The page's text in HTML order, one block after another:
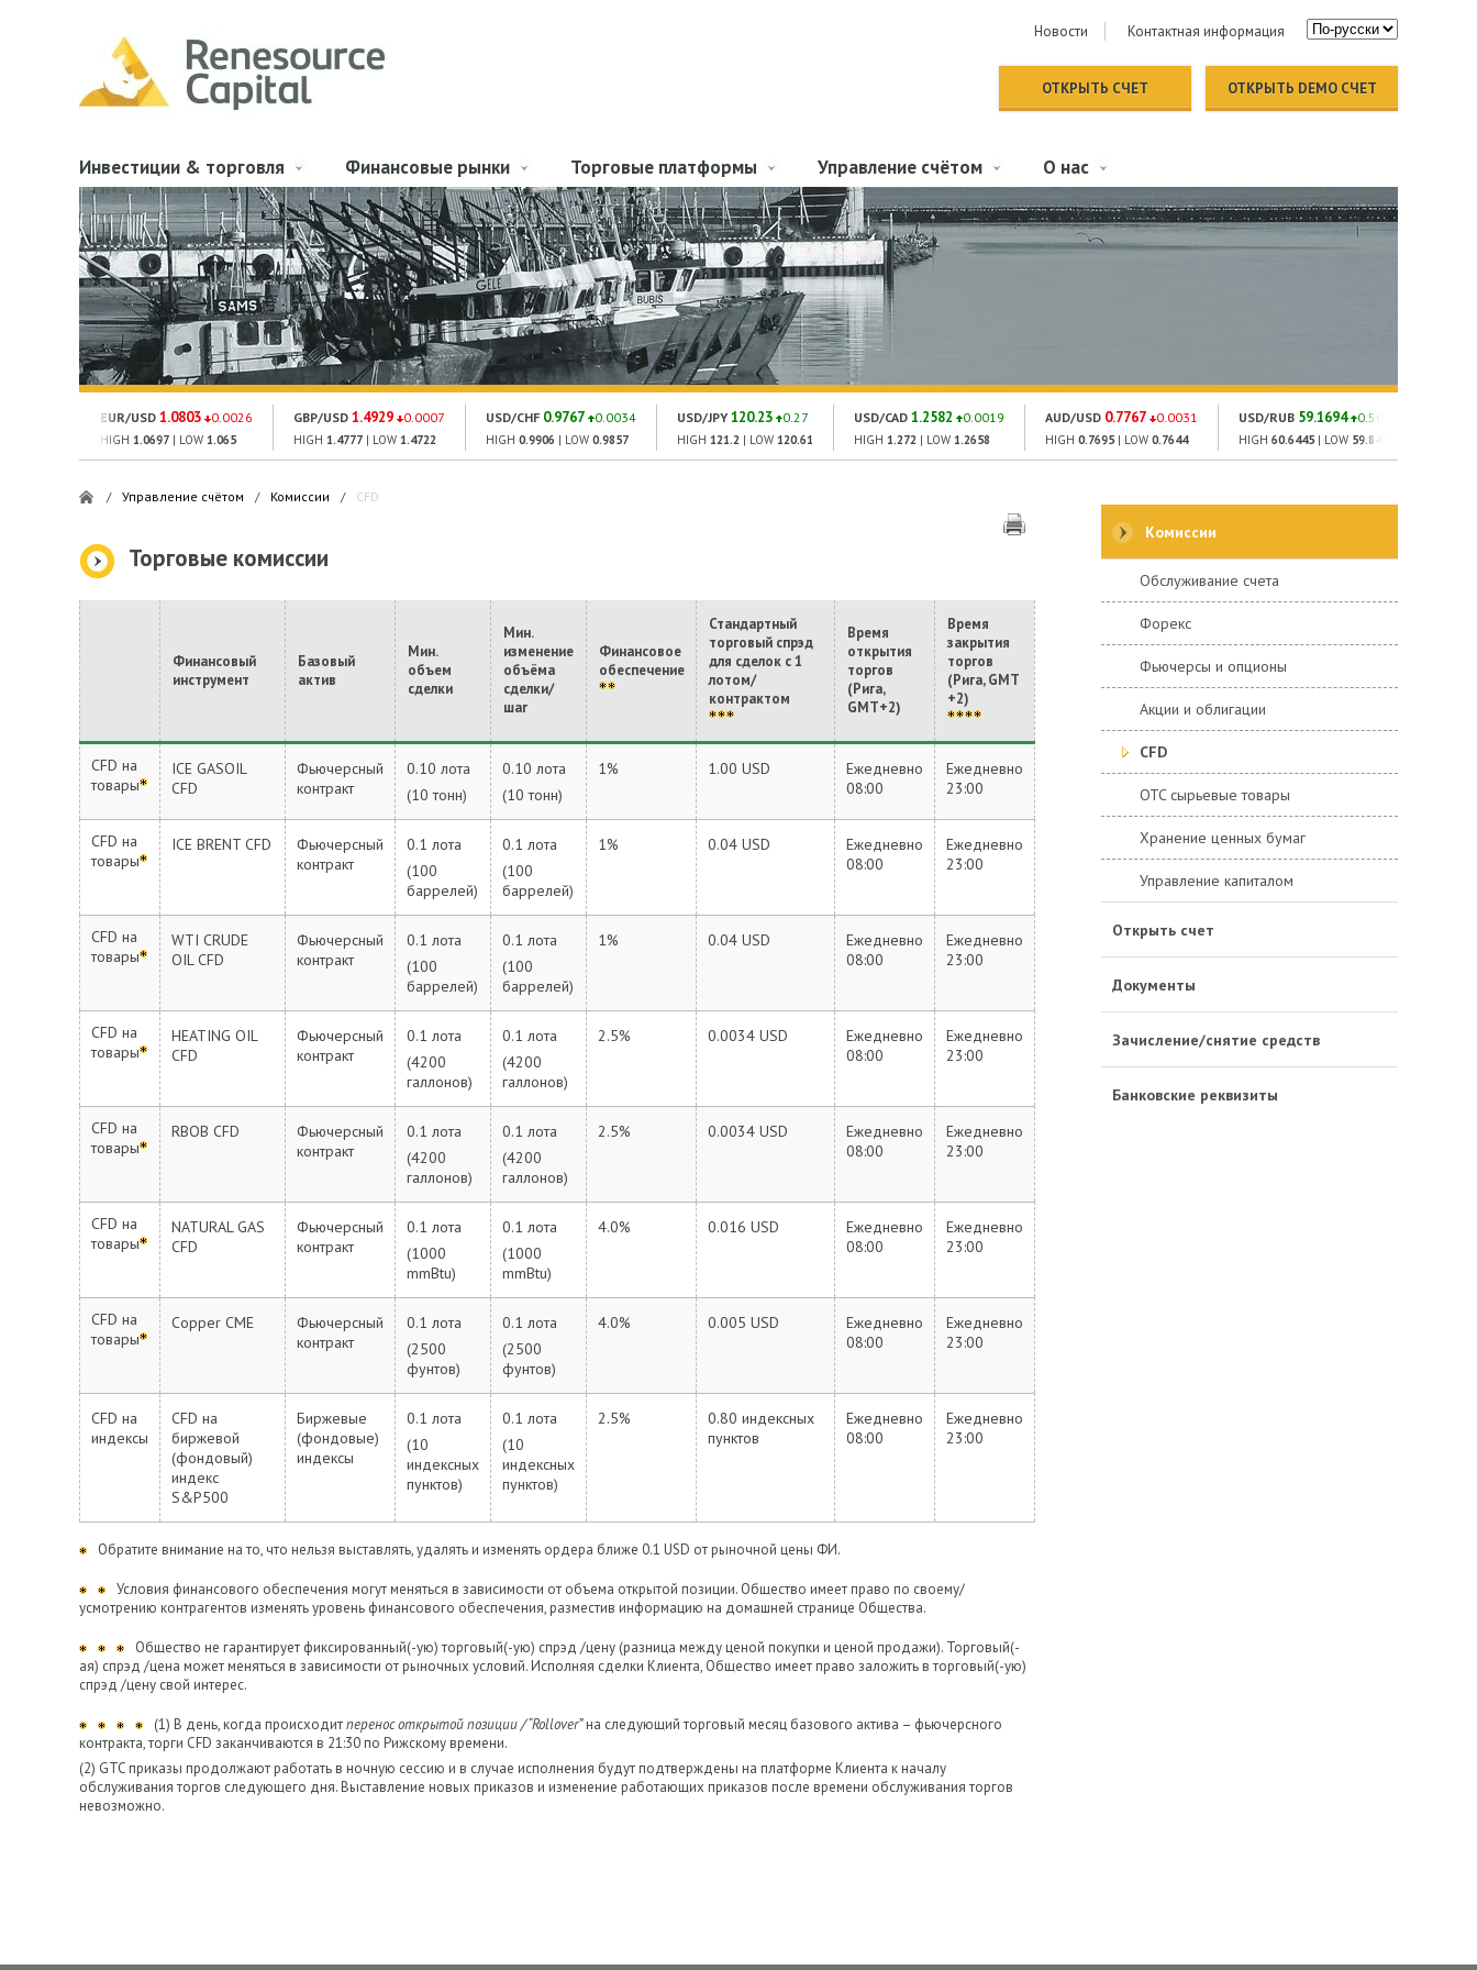
Новости Контактная информация
ОТКРЫТЬ СЧЕТ ОТКРЫТЬ DEMO СЧЕТ
Инвестиции & торговля Финансовые рынки Торговые платформы Управление счётом О нас
EUR/USD 1.0803 0.0026
HIGH 1.0697 | LOW 1.065
GBP/USD 1.4929 0.0007
HIGH 1.4777 | LOW 1.4722
USD/CHF 0.9767 0.0034
HIGH 0.9906 | LOW 0.9857
USD/JPY 120.23 0.27
HIGH 121.2 | LOW 120.61
USD/CAD 1.2582 0.0019
HIGH 1.272 | LOW 1.2658
AUD/USD 0.7767 0.0031
HIGH 0.7695 | LOW 0.7644
USD/RUB 59.1694 0.5062
HIGH 60.6445 | LOW 59.845
/ Управление счётом / Комиссии / CFD
Комиссии
Обслуживание счета
Форекс
Фьючерсы и опционы
Акции и облигации
CFD
OTC сырьевые товары
Хранение ценных бумаг
Управление капиталом
Открыть счет
Документы
Зачисление/снятие средств
Банковские реквизиты
Торговые комиссии
Финансовый
инструмент
Базовый
актив
Мин.
объем
сделки
Мин.
изменение
объёма
сделки/
шаг
Финансовое
обеспечение
Стандартный
торговый спрэд
для сделок с 1
лотом/
контрактом
Время
открытия
торгов
(Рига,
GMT+2)
Время
закрытия
торгов
(Рига, GMT
+2)
CFD на
товары
ICE GASOIL
CFD
Фьючерсный
контракт
0.10 лота
(10 тонн)
0.10 лота
(10 тонн)
1% 1.00 USD
Ежедневно
08:00
Ежедневно
23:00
CFD на
товары
ICE BRENT CFD
Фьючерсный
контракт
0.1 лота
(100
баррелей)
0.1 лота
(100
баррелей)
1% 0.04 USD
Ежедневно
08:00
Ежедневно
23:00
CFD на
товары
WTI CRUDE
OIL CFD
Фьючерсный
контракт
0.1 лота
(100
баррелей)
0.1 лота
(100
баррелей)
1% 0.04 USD
Ежедневно
08:00
Ежедневно
23:00
CFD на
товары
HEATING OIL
CFD
Фьючерсный
контракт
0.1 лота
(4200
галлонов)
0.1 лота
(4200
галлонов)
2.5% 0.0034 USD
Ежедневно
08:00
Ежедневно
23:00
CFD на
товары
RBOB CFD
Фьючерсный
контракт
0.1 лота
(4200
галлонов)
0.1 лота
(4200
галлонов)
2.5% 0.0034 USD
Ежедневно
08:00
Ежедневно
23:00
CFD на
товары
NATURAL GAS
CFD
Фьючерсный
контракт
0.1 лота
(1000
mmBtu)
0.1 лота
(1000
mmBtu)
4.0% 0.016 USD
Ежедневно
08:00
Ежедневно
23:00
CFD на
товары
Copper CME
Фьючерсный
контракт
0.1 лота
(2500
фунтов)
0.1 лота
(2500
фунтов)
4.0% 0.005 USD
Ежедневно
08:00
Ежедневно
23:00
CFD на
индексы
CFD на
биржевой
(фондовый)
индекс
S&P500
Биржевые
(фондовые)
индексы
0.1 лота
(10
индексных
пунктов)
0.1 лота
(10
индексных
пунктов)
2.5%
0.80 индексных
пунктов
Ежедневно
08:00
Ежедневно
23:00
Обратите внимание на то, что нельзя выставлять, удалять и изменять ордера ближе 0.1 USD от рыночной цены ФИ.
Условия финансового обеспечения могут меняться в зависимости от объема открытой позиции. Общество имеет право по своему/
усмотрению контрагентов изменять уровень финансового обеспечения, разместив информацию на домашней странице Общества.
Общество не гарантирует фиксированный(-ую) торговый(-ую) спрэд /цену (разница между ценой покупки и ценой продажи). Торговый(-
ая) спрэд /цена может меняться в зависимости от рыночных условий. Исполняя сделки Клиента, Общество имеет право заложить в торговый(-ую)
спрэд /цену свой интерес.
(1) В день, когда происходитперенос открытой позиции / “Rollover”на следующий торговый месяц базового актива – фьючерсного
контракта, торги CFD заканчиваются в 21:30 по Рижскому времени.
(2) GTC приказы продолжают работать в ночную сессию и в случае исполнения будут подтверждены на платформе Клиента к началу
обслуживания торгов следующего дня. Выставление новых приказов и изменение работающих приказов после времени обслуживания торгов
невозможно.